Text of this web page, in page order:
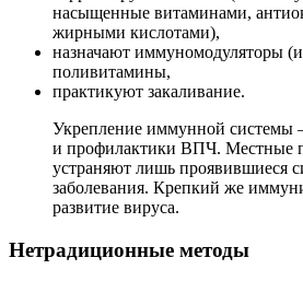
насыщенные витаминами,
жирными кислотами),
назначают иммуномодуляторы
поливитамины,
практикуют закаливание.
Укрепление иммунной системы
и профилактики ВПЧ. Местные
устраняют лишь проявившиеся
заболевания. Крепкий же
развитие вируса.
Нетрадиционные методы